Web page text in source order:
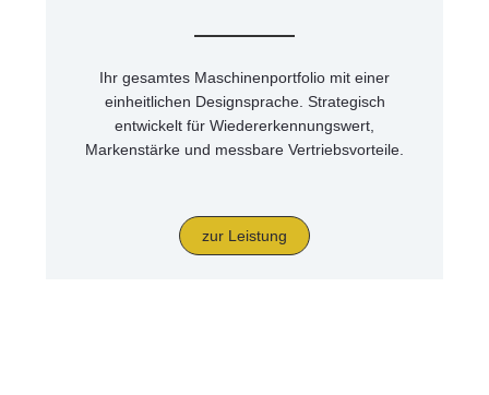
Ihr gesamtes Maschinenportfolio mit einer
einheitlichen Designsprache. Strategisch
entwickelt für Wiedererkennungswert,
Markenstärke und messbare Vertriebsvorteile.
zur Leistung